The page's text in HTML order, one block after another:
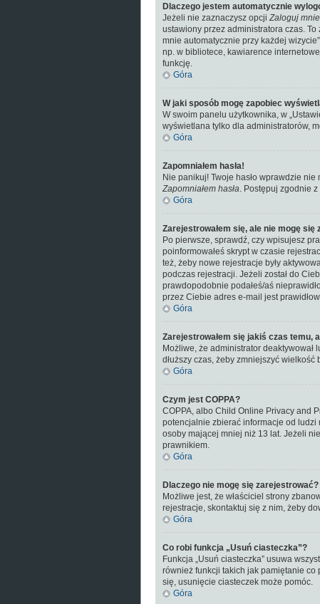
Dlaczego jestem automatycznie
Jeżeli nie zaznaczysz opcji Zaloguj
ustawiony przez administratora czas.
mnie automatycznie przy każdej
np. w bibliotece, kawiarence
funkcję.
Góra
W jaki sposób mogę zapobiec
W swoim panelu użytkownika, w
wyświetlana tylko dla administratorów,
Góra
Zapomniałem hasła!
Nie panikuj! Twoje hasło wprawdzie
Zapomniałem hasła . Postępuj zgodnie
Góra
Zarejestrowałem się, ale nie mogę się
Po pierwsze, sprawdź, czy wpisujesz
poinformowałeś skrypt w czasie
też, żeby nowe rejestracje były
podczas rejestracji. Jeżeli został do
prawdopodobnie podałeś/aś
przez Ciebie adres e-mail jest
Góra
Zarejestrowałem się jakiś czas temu,
Możliwe, że administrator deaktywował
dłuższy czas, żeby zmniejszyć
Góra
Czym jest COPPA?
COPPA, albo Child Online Privacy and
potencjalnie zbierać informacje od ludzi
osoby mającej mniej niż 13 lat. Jeżeli
prawnikiem.
Góra
Dlaczego nie mogę się zarejestrować?
Możliwe jest, że właściciel strony
rejestracje, skontaktuj się z nim, żeby
Góra
Co robi funkcja „Usuń ciasteczka”?
Funkcja „Usuń ciasteczka” usuwa
również funkcji takich jak pamiętanie co
się, usunięcie ciasteczek może pomóc.
Góra